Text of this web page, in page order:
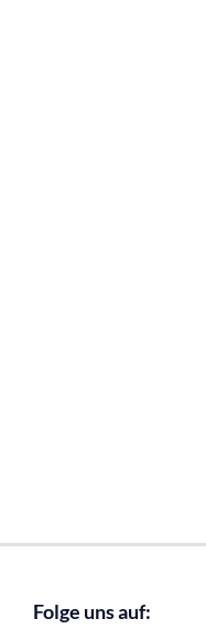
Folge uns auf: